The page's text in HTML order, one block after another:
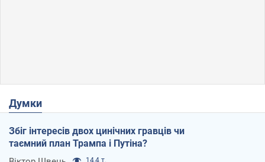
Думки
Збіг інтересів двох цинічних гравців чи
таємний план Трампа і Путіна?